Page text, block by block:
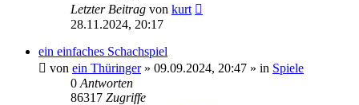
Letzter Beitrag von kurt
28.11.2024, 20:17
ein einfaches Schachspiel
von ein Thüringer» 09.09.2024, 20:47 » in Spiele
0 Antworten
86317 Zugriffe